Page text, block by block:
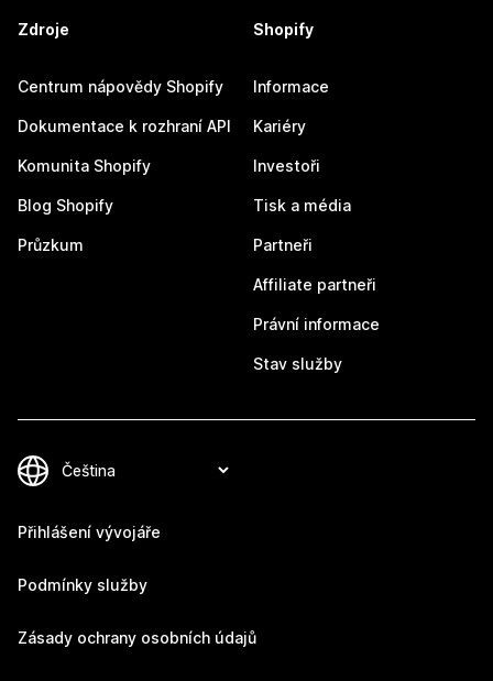
Zdroje
Centrum nápovědy Shopify
Dokumentace k rozhraní API
Komunita Shopify
Blog Shopify
Průzkum
Shopify
Informace
Kariéry
Investoři
Tisk a média
Partneři
Affiliate partneři
Právní informace
Stav služby
Přihlášení vývojáře
Podmínky služby
Zásady ochrany osobních údajů